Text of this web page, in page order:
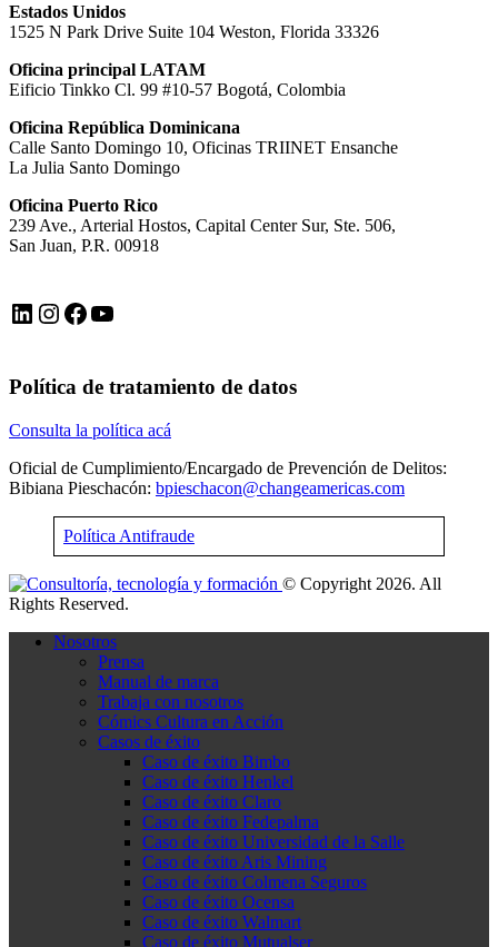
Estados Unidos
1525 N Park Drive Suite 104 Weston, Florida 33326
Oficina principal LATAM
Eificio Tinkko Cl. 99 #10-57 Bogotá, Colombia
Oficina República Dominicana
Calle Santo Domingo 10, Oficinas TRIINET Ensanche
La Julia Santo Domingo
Oficina Puerto Rico
239 Ave., Arterial Hostos, Capital Center Sur, Ste. 506,
San Juan, P.R. 00918
LinkedIn Instagram Facebook YouTube
Política de tratamiento de datos
Consulta la política acá
Oficial de Cumplimiento/Encargado de Prevención de Delitos:
Bibiana Pieschacón: bpieschacon@changeamericas.com
Política Antifraude
© Copyright 2026. All
Rights Reserved.
Nosotros
Prensa
Manual de marca
Trabaja con nosotros
Cómics Cultura en Acción
Casos de éxito
Caso de éxito Bimbo
Caso de éxito Henkel
Caso de éxito Claro
Caso de éxito Fedepalma
Caso de éxito Universidad de la Salle
Caso de éxito Aris Mining
Caso de éxito Colmena Seguros
Caso de éxito Ocensa
Caso de éxito Walmart
Caso de éxito Mutualser